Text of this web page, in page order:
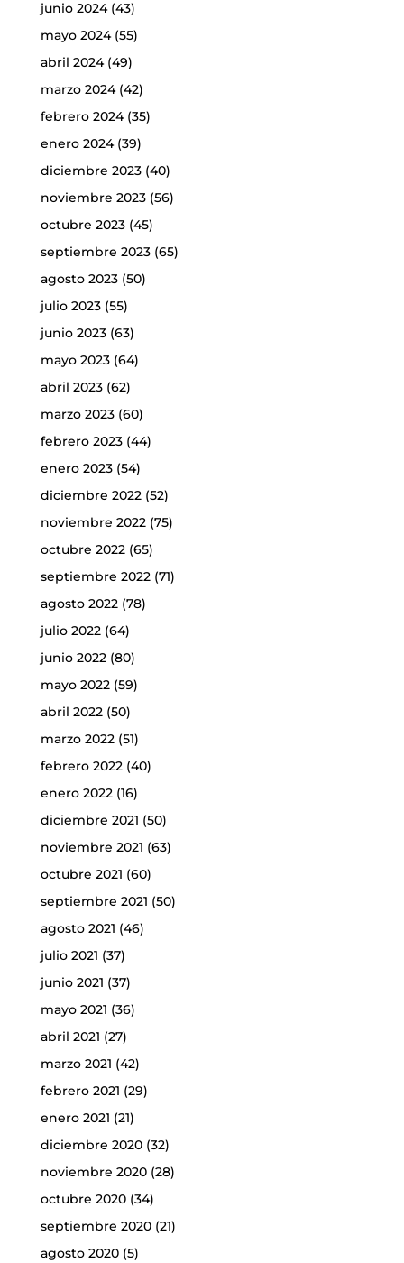
junio 2024(43)
mayo 2024(55)
abril 2024(49)
marzo 2024(42)
febrero 2024(35)
enero 2024(39)
diciembre 2023(40)
noviembre 2023(56)
octubre 2023(45)
septiembre 2023(65)
agosto 2023(50)
julio 2023(55)
junio 2023(63)
mayo 2023(64)
abril 2023(62)
marzo 2023(60)
febrero 2023(44)
enero 2023(54)
diciembre 2022(52)
noviembre 2022(75)
octubre 2022(65)
septiembre 2022(71)
agosto 2022(78)
julio 2022(64)
junio 2022(80)
mayo 2022(59)
abril 2022(50)
marzo 2022(51)
febrero 2022(40)
enero 2022(16)
diciembre 2021 (50)
noviembre 2021 (63)
octubre 2021 (60)
septiembre 2021 (50)
agosto 2021 (46)
julio 2021 (37)
junio 2021 (37)
mayo 2021 (36)
abril 2021 (27)
marzo 2021 (42)
febrero 2021 (29)
enero 2021 (21)
diciembre 2020(32)
noviembre 2020(28)
octubre 2020(34)
septiembre 2020(21)
agosto 2020(5)